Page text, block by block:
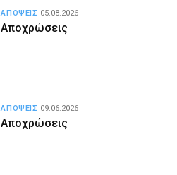
Αποχρώσεις
ΑΠΟΨΕΙΣ 05.08.2026
Αποχρώσεις
ΑΠΟΨΕΙΣ 09.06.2026